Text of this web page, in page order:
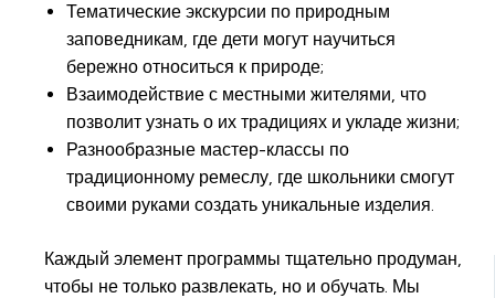
Тематические экскурсии по природным
заповедникам, где дети могут научиться
бережно относиться к природе;
Взаимодействие с местными жителями, что
позволит узнать о их традициях и укладе жизни;
Разнообразные мастер-классы по
традиционному ремеслу, где школьники смогут
своими руками создать уникальные изделия.
Каждый элемент программы тщательно продуман,
чтобы не только развлекать, но и обучать. Мы